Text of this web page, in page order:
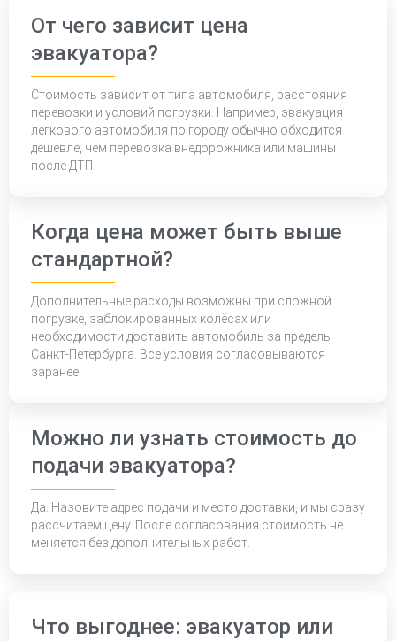
От чего зависит цена
эвакуатора?
Стоимость зависит от типа автомобиля, расстояния
перевозки и условий погрузки. Например, эвакуация
легкового автомобиля по городу обычно обходится
дешевле, чем перевозка внедорожника или машины
после ДТП.
Когда цена может быть выше
стандартной?
Дополнительные расходы возможны при сложной
погрузке, заблокированных колёсах или
необходимости доставить автомобиль за пределы
Санкт-Петербурга. Все условия согласовываются
заранее.
Можно ли узнать стоимость до
подачи эвакуатора?
Да. Назовите адрес подачи и место доставки, и мы сразу
рассчитаем цену. После согласования стоимость не
меняется без дополнительных работ.
Что выгоднее: эвакуатор или